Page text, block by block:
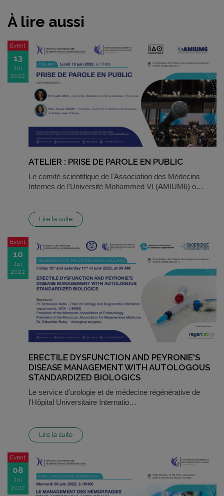
À lire aussi
Event
13
Jui
2022
ATELIER : PRISE DE PAROLE EN PUBLIC
Le comité scientifique de l'Association des Médecins
Internes de l'Université Mohammed VI (AMIUM6) o…
Lire la suite
Event
10
Jui
2022
ERECTILE DYSFUNCTION AND PEYRONIE'S
DISEASE MANAGEMENT WITH AUTOLOGOUS
STANDARDIZED BIOLOGICS
Le service d'urologie et de médecine régénérative de
l'Hôpital Universitaire Internatio…
Lire la suite
Event
08
Jui
2022